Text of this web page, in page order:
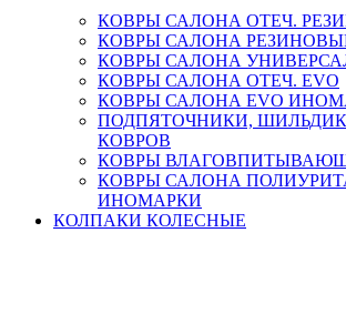
КОВРЫ САЛОНА ОТЕЧ.
КОВРЫ САЛОНА
КОВРЫ САЛОНА
КОВРЫ САЛОНА ОТЕЧ. EVO
КОВРЫ САЛОНА EVO
ПОДПЯТОЧНИКИ,
КОВРОВ
КОВРЫ
КОВРЫ САЛОНА
ИНОМАРКИ
КОЛПАКИ КОЛЕСНЫЕ